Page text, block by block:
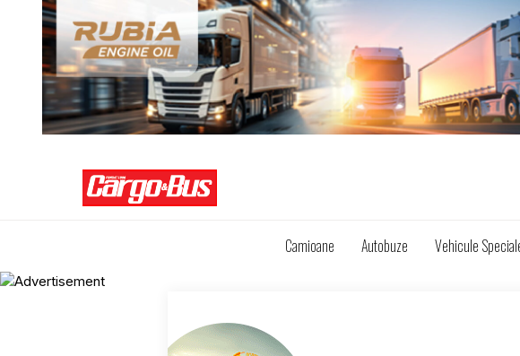
Camioane Autobuze Vehicule